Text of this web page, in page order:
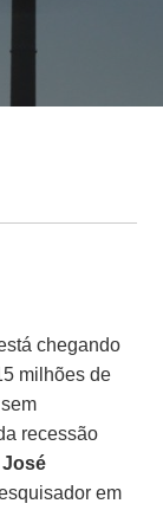
chegando
milhões de
recessão
José
em